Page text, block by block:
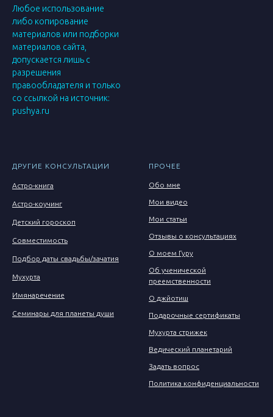
Любое использование
либо копирование
материалов или подборки
материалов сайта,
допускается лишь с
разрешения
правообладателя и только
со ссылкой на источник:
pushya.ru
ДРУГИЕ КОНСУЛЬТАЦИИ
Астро-книга
Астро-коучинг
Детский гороскоп
Совместимость
Подбор даты свадьбы/зачатия
Мухурта
Имянаречение
Семинары для планеты души
ПРОЧЕЕ
Обо мне
Мои видео
Мои статьи
Отзывы о консультациях
О моем Гуру
Об ученической
преемственности
О джйотиш
Подарочные сертификаты
Мухурта стрижек
Ведический планетарий
Задать вопрос
Политика конфиденциальности